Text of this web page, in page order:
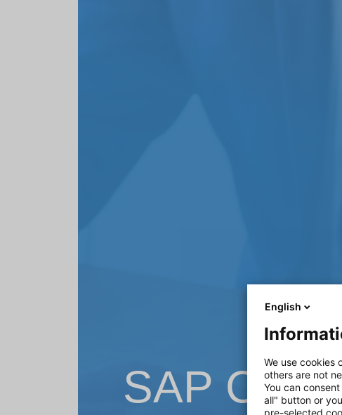
SAP
English
We use cookies
others are not
You can
all" button or
pre-selected